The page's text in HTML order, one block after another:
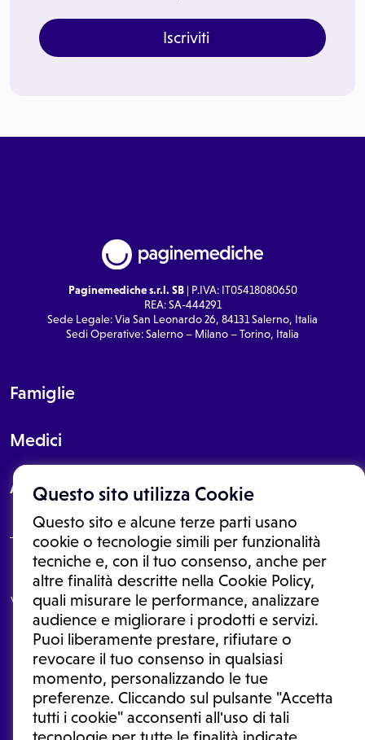
Questo sito utilizza Cookie
Questo sito e alcune terze parti usano
cookie o tecnologie simili per funzionalità
tecniche e, con il tuo consenso, anche per
altre finalità descritte nella Cookie Policy,
quali misurare le performance, analizzare
audience e migliorare i prodotti e servizi.
Puoi liberamente prestare, rifiutare o
revocare il tuo consenso in qualsiasi
momento, personalizzando le tue
preferenze. Cliccando sul pulsante "Accetta
tutti i cookie" acconsenti all'uso di tali
Iscriviti
Paginemediche s.r.l. SB| P.IVA: IT05418080650
REA: SA-444291
Sede Legale: Via San Leonardo 26, 84131 Salerno, Italia
Sedi Operative: Salerno – Milano – Torino, Italia
Famiglie
Medici
About
Le informazioni proposte in questo sito non sono un consulto medico.
In nessun caso, queste informazioni sostituiscono un consulto, una
visita o una diagnosi formulata dal medico. Non si devono considerare
le informazioni disponibili come suggerimenti per la formulazione di
una diagnosi, la determinazione di un trattamento o l'assunzione o
sospensione di un farmaco senza prima consultare un medico di
medicina generale o uno specialista.
Condizioni di utilizzo|Privacy Policy |Gestione cookie
Ⓒ 2025 | Tutti i diritti riservati.